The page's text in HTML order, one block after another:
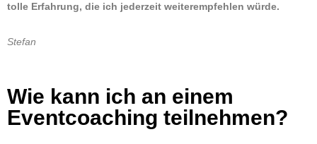
tolle Erfahrung, die ich jederzeit weiterempfehlen würde.
Stefan
Wie kann ich an einem
Eventcoaching teilnehmen?